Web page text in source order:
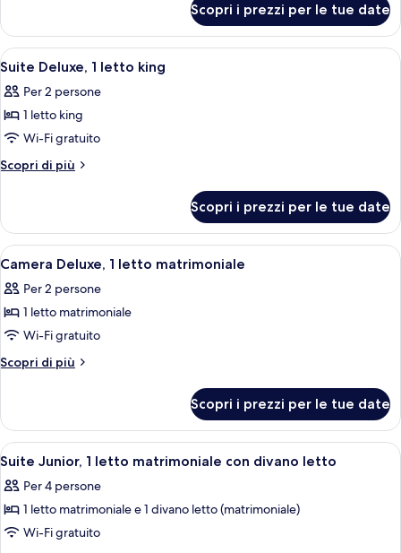
letto
matrimoniale
Superior,
letto
Scopri i prezzi per le tue date
Apri
tutte
le
foto
per
Suite
letto
king
Una camera da letto con un letto,
3
Suite Deluxe, 1 letto king
Per 2 persone
1 letto king
Wi-Fi gratuito
Scopri di più
Altri
Deluxe,
letto
Scopri i prezzi per le tue date
Apri
tutte
le
foto
per
Camera
letto
matrimoniale
Una camera d'albergo con un letto
9
Camera Deluxe, 1 letto matrimoniale
Per 2 persone
1 letto matrimoniale
Wi-Fi gratuito
Scopri di più
Altri
Deluxe,
letto
Scopri i prezzi per le tue date
Apri
tutte
le
foto
per
Una camera d'albergo con un letto,
6
Suite Junior, 1 letto matrimoniale con divano letto
Per 4 persone
1 letto matrimoniale e 1 divano letto (matrimoniale)
Wi-Fi gratuito